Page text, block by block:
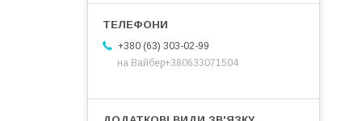
+380 (63) 303-02-99
на Вайбер+380633071504